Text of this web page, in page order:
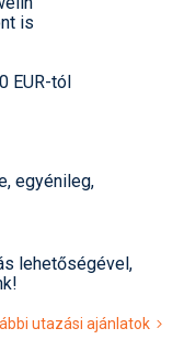
is
EUR-tól
egyénileg,
lehetőségével,
utazási ajánlatok